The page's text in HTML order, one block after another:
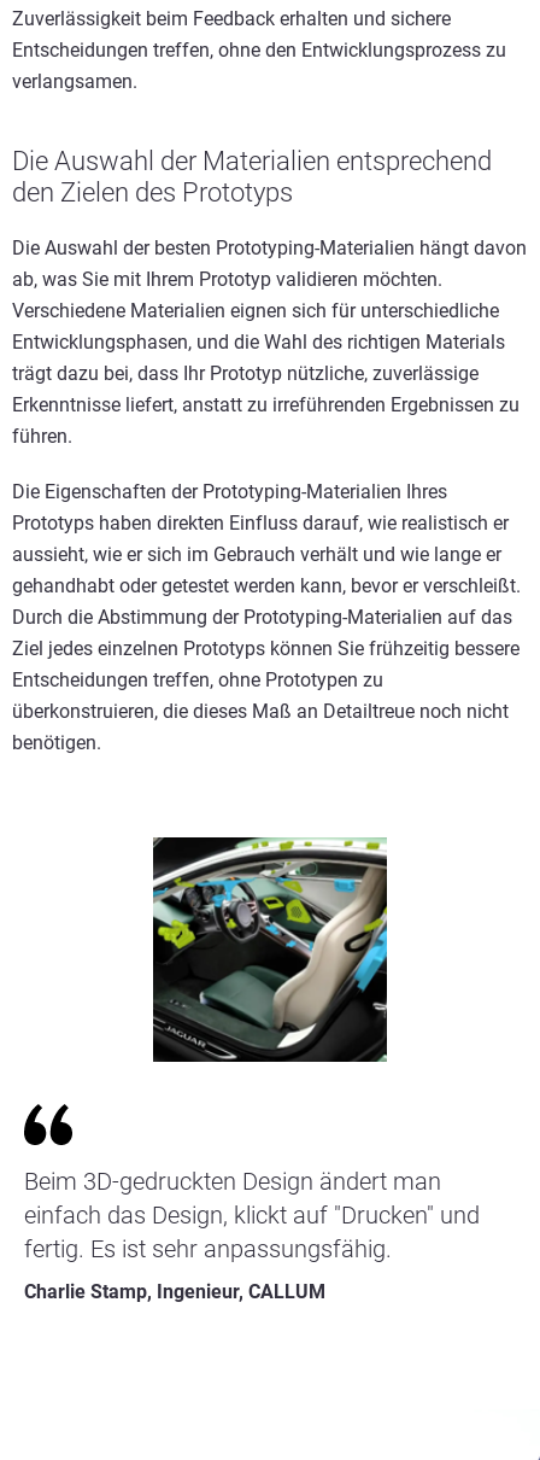
Zuverlässigkeit beim Feedback erhalten und sichere
Entscheidungen treffen, ohne den Entwicklungsprozess zu
verlangsamen.
Die Auswahl der Materialien entsprechend
den Zielen des Prototyps
Die Auswahl der besten Prototyping-Materialien hängt davon
ab, was Sie mit Ihrem Prototyp validieren möchten.
Verschiedene Materialien eignen sich für unterschiedliche
Entwicklungsphasen, und die Wahl des richtigen Materials
trägt dazu bei, dass Ihr Prototyp nützliche, zuverlässige
Erkenntnisse liefert, anstatt zu irreführenden Ergebnissen zu
führen.
Die Eigenschaften der Prototyping-Materialien Ihres
Prototyps haben direkten Einfluss darauf, wie realistisch er
aussieht, wie er sich im Gebrauch verhält und wie lange er
gehandhabt oder getestet werden kann, bevor er verschleißt.
Durch die Abstimmung der Prototyping-Materialien auf das
Ziel jedes einzelnen Prototyps können Sie frühzeitig bessere
Entscheidungen treffen, ohne Prototypen zu
überkonstruieren, die dieses Maß an Detailtreue noch nicht
benötigen.
Beim 3D-gedruckten Design ändert man
einfach das Design, klickt auf "Drucken" und
fertig. Es ist sehr anpassungsfähig.
Charlie Stamp, Ingenieur, CALLUM